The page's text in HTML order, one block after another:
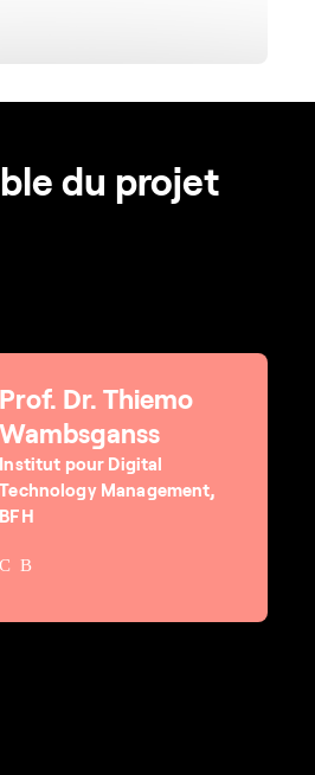
du projet
Prof. Dr. Thiemo
Wambsganss
Institut pour Digital
Technology Management,
BFH